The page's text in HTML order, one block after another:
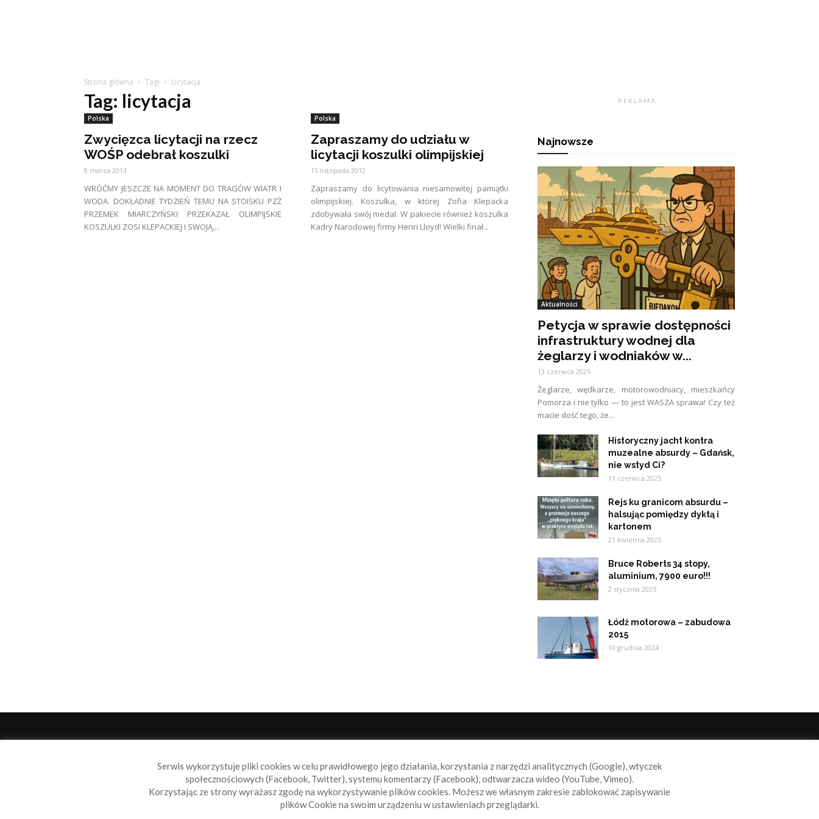
Strona główna Tagi Licytacja
Tag: licytacja
Polska
Zwycięzca licytacji na rzecz
WOŚP odebrał koszulki
8 marca 2013
WRÓĆMY JESZCZE NA MOMENT DO TRAGÓW WIATR I
WODA. DOKŁADNIE TYDZIEŃ TEMU NA STOISKU PZŻ
PRZEMEK MIARCZYŃSKI PRZEKAZAŁ OLIMPIJSKIE
KOSZULKI ZOSI KLEPACKIEJ I SWOJĄ,...
Polska
Zapraszamy do udziału w
licytacji koszulki olimpijskiej
15 listopada 2012
Zapraszamy do licytowania niesamowitej pamiątki
olimpijskiej. Koszulka, w której Zofia Klepacka
zdobywała swój medal. W pakiecie również koszulka
Kadry Narodowej firmy Henri Lloyd! Wielki finał...
R E K L A M A
Najnowsze
Aktualności
Petycja w sprawie dostępności
infrastruktury wodnej dla
żeglarzy i wodniaków w...
13 czerwca 2025
Żeglarze, wędkarze, motorowodniacy, mieszkańcy
Pomorza i nie tylko — to jest WASZA sprawa! Czy też
macie dość tego, że...
Historyczny jacht kontra
muzealne absurdy – Gdańsk,
nie wstyd Ci?
11 czerwca 2025
Rejs ku granicom absurdu –
halsując pomiędzy dyktą i
kartonem
21 kwietnia 2025
Bruce Roberts 34 stopy,
aluminium, 7900 euro!!!
2 stycznia 2025
Łódź motorowa – zabudowa
2015
10 grudnia 2024
Sailbook.pl to miejsce dla wszystkich, którzy szukają aktualnych
wiadomości ze świata żeglarstwa, świata motorowodniactwa i
nie tylko.
Serwis wykorzystuje pliki cookies w celu prawidłowego jego działania, korzystania z narzędzi analitycznych (Google), wtyczek
społecznościowych (Facebook, Twitter), systemu komentarzy (Facebook), odtwarzacza wideo (YouTube, Vimeo).
Korzystając ze strony wyrażasz zgodę na wykorzystywanie plików cookies. Możesz we własnym zakresie zablokować zapisywanie
plików Cookie na swoim urządzeniu w ustawieniach przeglądarki.